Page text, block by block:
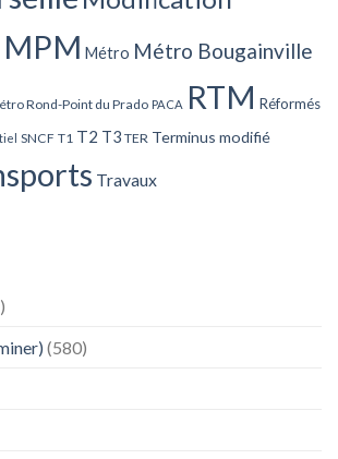
MPM Métro Métro Bougainville
Rond-Point du Prado PACA RTM Réformés
SNCF T1 T2 T3 TER Terminus modifié
Travaux
(580)